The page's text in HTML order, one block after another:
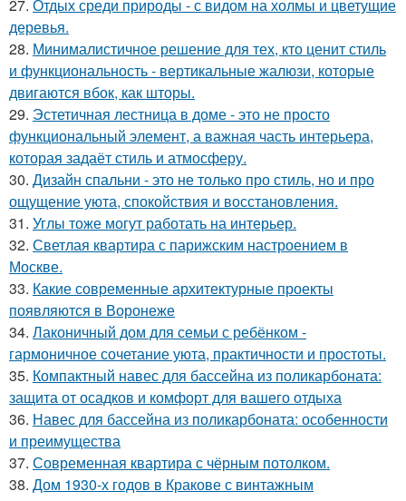
27. Отдых среди природы - с видом на холмы и цветущие
деревья.
28. Минималистичное решение для тех, кто ценит стиль
и функциональность - вертикальные жалюзи, которые
двигаются вбок, как шторы.
29. Эстетичная лестница в доме - это не просто
функциональный элемент, а важная часть интерьера,
которая задаёт стиль и атмосферу.
30. Дизайн спальни - это не только про стиль, но и про
ощущение уюта, спокойствия и восстановления.
31. Углы тоже могут работать на интерьер.
32. Светлая квартира с парижским настроением в
Москве.
33. Какие современные архитектурные проекты
появляются в Воронеже
34. Лаконичный дом для семьи с ребёнком -
гармоничное сочетание уюта, практичности и простоты.
35. Компактный навес для бассейна из поликарбоната:
защита от осадков и комфорт для вашего отдыха
36. Навес для бассейна из поликарбоната: особенности
и преимущества
37. Современная квартира с чёрным потолком.
38. Дом 1930-х годов в Кракове с винтажным